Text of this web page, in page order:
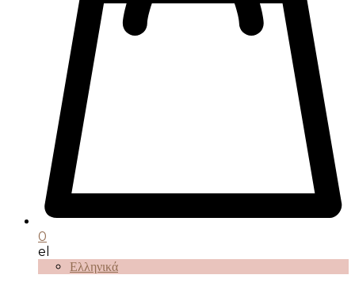
0
el
Ελληνικά